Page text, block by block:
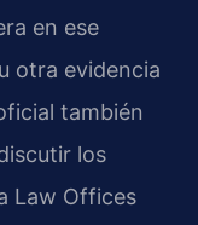
en ese
otra evidencia
también
los
Law Offices